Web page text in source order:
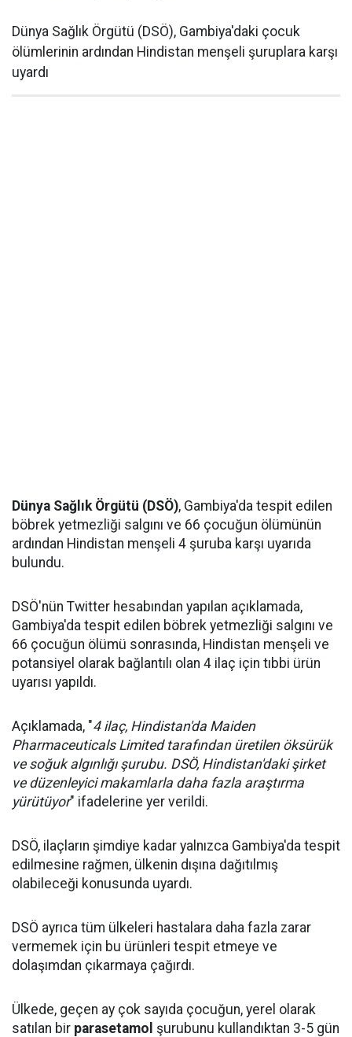
Dünya Sağlık Örgütü (DSÖ), Gambiya'daki çocuk
ölümlerinin ardından Hindistan menşeli şuruplara karşı
uyardı
Dünya Sağlık Örgütü (DSÖ), Gambiya'da tespit edilen
böbrek yetmezliği salgını ve 66 çocuğun ölümünün
ardından Hindistan menşeli 4 şuruba karşı uyarıda
bulundu.
DSÖ'nün Twitter hesabından yapılan açıklamada,
Gambiya'da tespit edilen böbrek yetmezliği salgını ve
66 çocuğun ölümü sonrasında, Hindistan menşeli ve
potansiyel olarak bağlantılı olan 4 ilaç için tıbbi ürün
uyarısı yapıldı.
Açıklamada, "4 ilaç, Hindistan'da Maiden
Pharmaceuticals Limited tarafından üretilen öksürük
ve soğuk algınlığı şurubu. DSÖ, Hindistan'daki şirket
ve düzenleyici makamlarla daha fazla araştırma
yürütüyor" ifadelerine yer verildi.
DSÖ, ilaçların şimdiye kadar yalnızca Gambiya'da tespit
edilmesine rağmen, ülkenin dışına dağıtılmış
olabileceği konusunda uyardı.
DSÖ ayrıca tüm ülkeleri hastalara daha fazla zarar
vermemek için bu ürünleri tespit etmeye ve
dolaşımdan çıkarmaya çağırdı.
Ülkede, geçen ay çok sayıda çocuğun, yerel olarak
satılan bir parasetamol şurubunu kullandıktan 3-5 gün